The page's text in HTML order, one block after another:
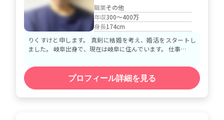
職業その他
年収300～400万
身長174cm
りくすけと申します。 真剣に結婚を考え、婚活をスタートし
ました。 岐阜出身で、現在は岐阜に住んでいます。 仕事…
プロフィール詳細を見る